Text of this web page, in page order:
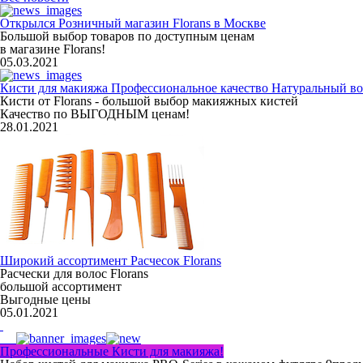
Открылся Розничный магазин Florans в Москве
Большой выбор товаров по доступным ценам
в магазине Florans!
05.03.2021
Кисти для макияжа Профессиональное качество Натуральный
Кисти от Florans - большой выбор макияжных кистей
Качество по ВЫГОДНЫМ ценам!
28.01.2021
Широкий ассортимент Расчесок Florans
Расчески для волос Florans
большой ассортимент
Выгодные цены
05.01.2021
Профессиональные Кисти для макияжа!